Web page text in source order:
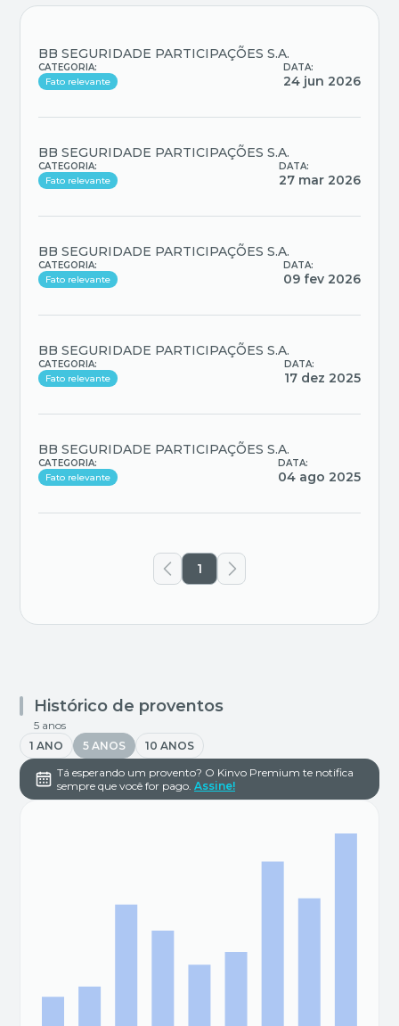
BB SEGURIDADE PARTICIPAÇÕES S.A.
CATEGORIA:
Fato relevante
DATA:
24 jun 2026
BB SEGURIDADE PARTICIPAÇÕES S.A.
CATEGORIA:
Fato relevante
DATA:
27 mar 2026
BB SEGURIDADE PARTICIPAÇÕES S.A.
CATEGORIA:
Fato relevante
DATA:
09 fev 2026
BB SEGURIDADE PARTICIPAÇÕES S.A.
CATEGORIA:
Fato relevante
DATA:
17 dez 2025
BB SEGURIDADE PARTICIPAÇÕES S.A.
CATEGORIA:
Fato relevante
DATA:
04 ago 2025
1
Histórico de proventos
5 anos
1 ANO
5 ANOS
10 ANOS
Tá esperando um provento? O Kinvo Premium te notifica
sempre que você for pago. Assine!